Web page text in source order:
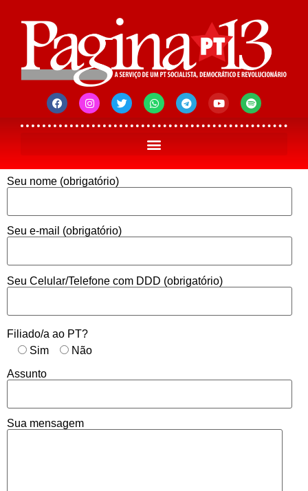
Seu nome (obrigatório)
Seu e-mail (obrigatório)
Seu Celular/Telefone com DDD (obrigatório)
Filiado/a ao PT?
Sim
Não
Assunto
Sua mensagem